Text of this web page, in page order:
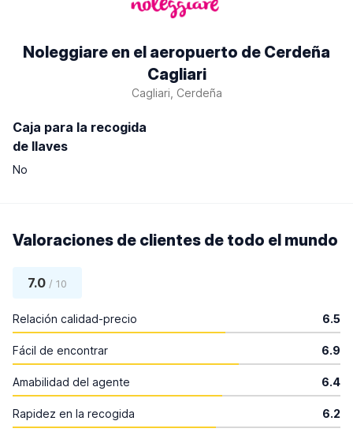
Noleggiare en el aeropuerto de Cerdeña
Cagliari
Cagliari, Cerdeña
Caja para la recogida
de llaves
No
Valoraciones de clientes de todo el mundo
7.0 / 10
Relación calidad-precio 6.5
Fácil de encontrar 6.9
Amabilidad del agente 6.4
Rapidez en la recogida 6.2